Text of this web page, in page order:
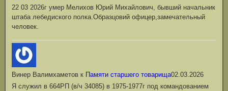
22 03 2026г умер Мелихов Юрий Михайлович, бывший начальник
штаба лебедиского полка.Образцовий офицер,замечательный
человек.
Винер Валимхаметов к Памяти старшего товарища02.03.2026
Я служил в 664РП (в/ч 34085) в 1975-1977г под командованием